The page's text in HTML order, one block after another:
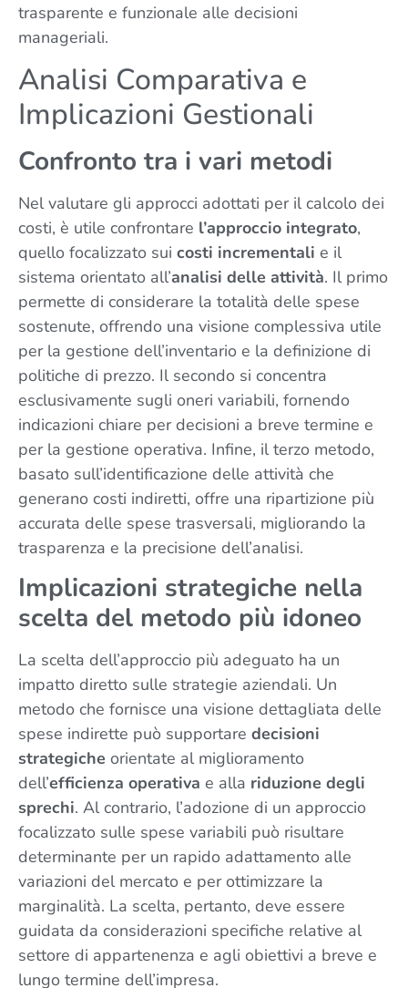
trasparente e funzionale alle decisioni
manageriali.
Analisi Comparativa e
Implicazioni Gestionali
Confronto tra i vari metodi
Nel valutare gli approcci adottati per il calcolo dei
costi, è utile confrontare l’approccio integrato,
quello focalizzato sui costi incrementali e il
sistema orientato all’analisi delle attività. Il primo
permette di considerare la totalità delle spese
sostenute, offrendo una visione complessiva utile
per la gestione dell’inventario e la definizione di
politiche di prezzo. Il secondo si concentra
esclusivamente sugli oneri variabili, fornendo
indicazioni chiare per decisioni a breve termine e
per la gestione operativa. Infine, il terzo metodo,
basato sull’identificazione delle attività che
generano costi indiretti, offre una ripartizione più
accurata delle spese trasversali, migliorando la
trasparenza e la precisione dell’analisi.
Implicazioni strategiche nella
scelta del metodo più idoneo
La scelta dell’approccio più adeguato ha un
impatto diretto sulle strategie aziendali. Un
metodo che fornisce una visione dettagliata delle
spese indirette può supportare decisioni
strategiche orientate al miglioramento
dell’efficienza operativa e alla riduzione degli
sprechi. Al contrario, l’adozione di un approccio
focalizzato sulle spese variabili può risultare
determinante per un rapido adattamento alle
variazioni del mercato e per ottimizzare la
marginalità. La scelta, pertanto, deve essere
guidata da considerazioni specifiche relative al
settore di appartenenza e agli obiettivi a breve e
lungo termine dell’impresa.